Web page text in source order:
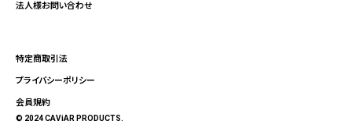
法人様お問い合わせ
特定商取引法
プライバシーポリシー
会員規約
© 2024 CAViAR PRODUCTS.